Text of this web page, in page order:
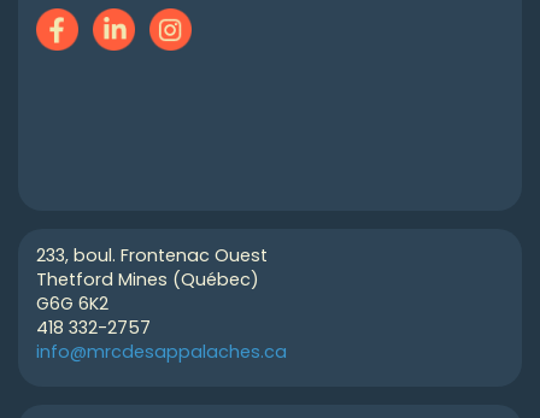
233, boul. Frontenac Ouest
Thetford Mines (Québec)
G6G 6K2
418 332-2757
info@mrcdesappalaches.ca